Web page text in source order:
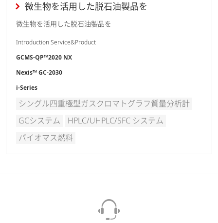
微生物を活用した脱石油製品を
微生物を活用した脱石油製品を
Introduction Service&Product
GCMS-QP™2020 NX
Nexis™ GC-2030
i-Series
シングル四重極型ガスクロマトグラフ質量分析計
GCシステム
HPLC/UHPLC/SFC システム
バイオマス燃料